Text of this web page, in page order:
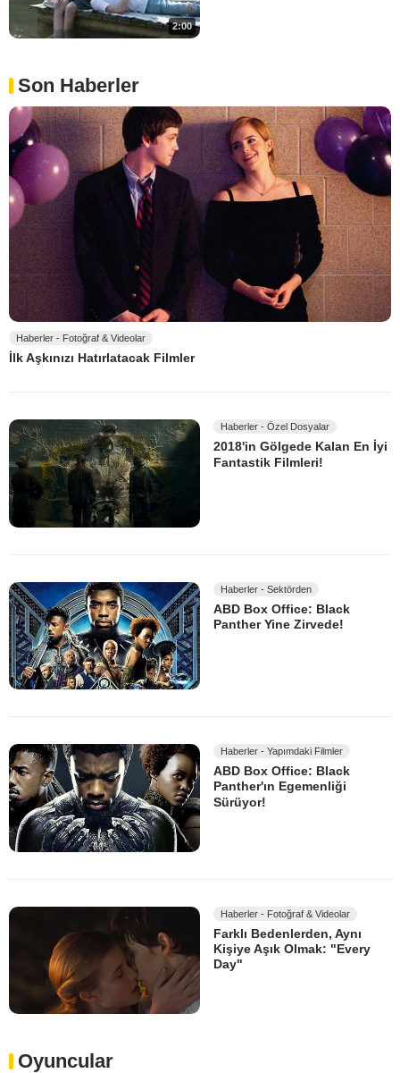
2:00
Son Haberler
Haberler - Fotoğraf & Videolar
İlk Aşkınızı Hatırlatacak Filmler
Haberler - Özel Dosyalar
2018'in Gölgede Kalan En İyi
Fantastik Filmleri!
Haberler - Sektörden
ABD Box Office: Black
Panther Yine Zirvede!
Haberler - Yapımdaki Filmler
ABD Box Office: Black
Panther'ın Egemenliği
Sürüyor!
Haberler - Fotoğraf & Videolar
Farklı Bedenlerden, Aynı
Kişiye Aşık Olmak: "Every
Day"
Oyuncular